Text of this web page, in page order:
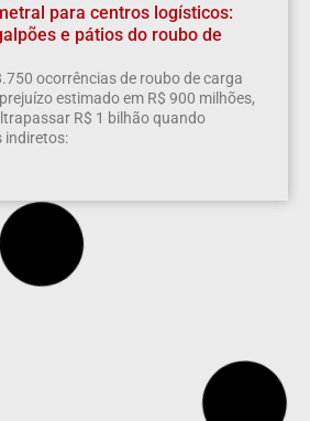
para centros logísticos:
e pátios do roubo de
ocorrências de roubo de carga
estimado em R$ 900 milhões,
R$ 1 bilhão quando
indiretos: